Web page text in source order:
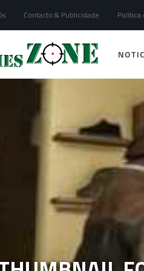
Contacto & Publicidade Politica